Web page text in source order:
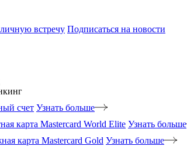
встречу Подписаться на новости
счет Узнать больше
карта Mastercard World Elite Узнать больше
карта Mastercard Gold Узнать больше